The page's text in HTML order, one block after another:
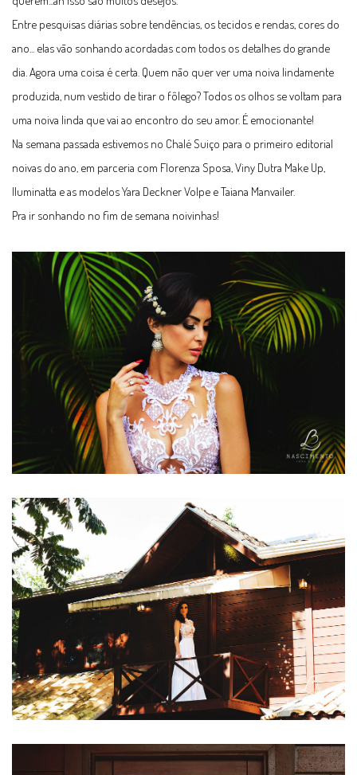
Entre pesquisas diárias sobre tendências, os tecidos e rendas, cores do
ano... elas vão sonhando acordadas com todos os detalhes do grande
dia. Agora uma coisa é certa. Quem não quer ver uma noiva lindamente
produzida, num vestido de tirar o fôlego? Todos os olhos se voltam para
uma noiva linda que vai ao encontro do seu amor. É emocionante!
Na semana passada estivemos no Chalé Suiço para o primeiro editorial
noivas do ano, em parceria com Florenza Sposa, Viny Dutra Make Up,
Iluminatta e as modelos Yara Deckner Volpe e Taiana Manvailer.
Pra ir sonhando no fim de semana noivinhas!